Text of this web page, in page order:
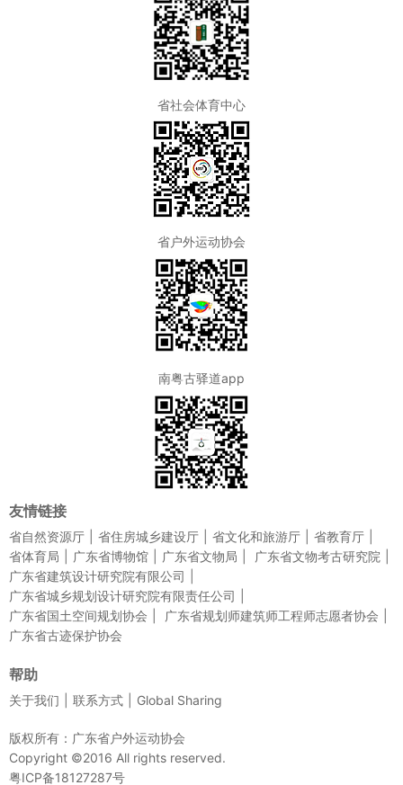
省社会体育中心
省户外运动协会
南粤古驿道app
友情链接
省自然资源厅 省住房城乡建设厅 省文化和旅游厅
省教育厅
省体育局
广东省博物馆 广东省文物局
广东省文物考古研究院
广东省建筑设计研究院有限公司
广东省城乡规划设计研究院有限责任公司
广东省国土空间规划协会
广东省规划师建筑师工程师志愿者协会
广东省古迹保护协会
帮助
关于我们 联系方式 Global Sharing
版权所有：广东省户外运动协会
Copyright ©2016 All rights reserved.
粤ICP备18127287号